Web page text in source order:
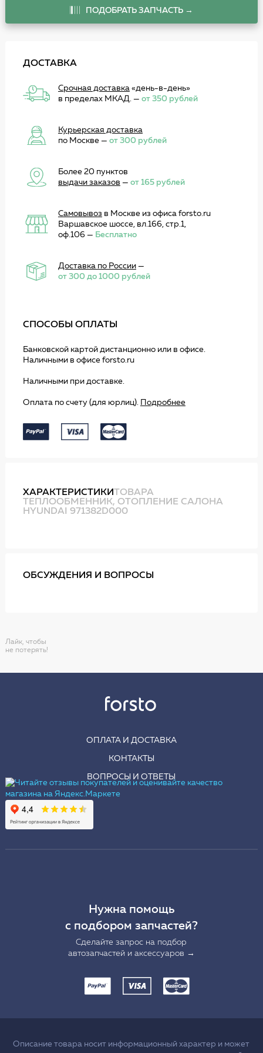
ПОДОБРАТЬ ЗАПЧАСТЬ →
ДОСТАВКА
Срочная доставка«день-в-день»
в пределах МКАД. — от 350 рублей
Курьерская доставка
по Москве — от 300 рублей
Более 20 пунктов
выдачи заказов — от 165 рублей
Самовывоз в Москве из офиса forsto.ru
Варшавское шоссе, вл.166, стр.1,
оф.106 — Бесплатно
Доставка по России—
от 300 до 1000 рублей
СПОСОБЫ ОПЛАТЫ
Банковской картой дистанционно или в офисе.
Наличными в офисе forsto.ru
Наличными при доставке.
Оплата по счету (для юрлиц). Подробнее
ХАРАКТЕРИСТИКИТОВАРА
ТЕПЛООБМЕННИК, ОТОПЛЕНИЕ САЛОНА
HYUNDAI 971382D000
ОБСУЖДЕНИЯ И ВОПРОСЫ
Лайк, чтобы
не потерять!
ОПЛАТА И ДОСТАВКА
КОНТАКТЫ
ВОПРОСЫ И ОТВЕТЫ
Нужна помощь
с подбором запчастей?
Сделайте запрос на подбор
автозапчастей и аксессуаров →
Описание товара носит информационный характер и может